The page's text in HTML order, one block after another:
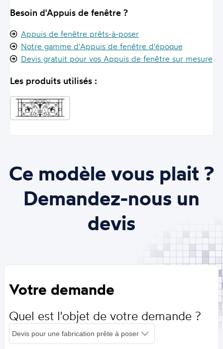
Besoin d'Appuis de fenêtre ?
Appuis de fenêtre prêts-à-poser
Notre gamme d'Appuis de fenêtre d'époque
Devis gratuit pour vos Appuis de fenêtre sur mesure
Les produits utilisés :
Ce modèle vous plait ?
Demandez-nous un
devis
Votre demande
Quel est l'objet de votre demande ?